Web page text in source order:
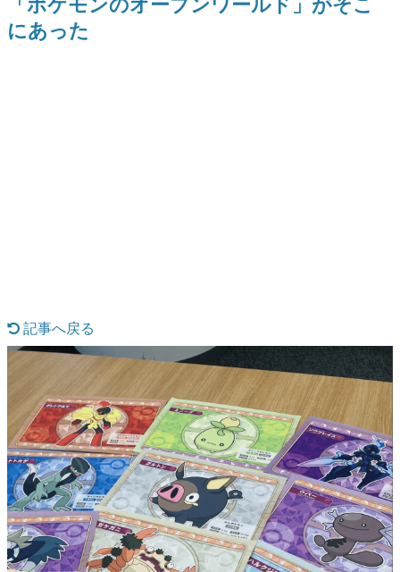
なんでゲームは面白い？
ゲーム開発者・hamatsu氏がゲームの魅力を画面や操作の
具体的な形から解き明かしていく、硬派で骨太な評論連載
です。
ゲームが変えた日本語
「経験値」「裏技」「ラスボス」… ゲームにまつわる言葉
の起源や用法の変遷を、コンピューター文化史研究家・タ
イニーP氏が徹底調査。
カテゴリ
にあった
記事へ戻る